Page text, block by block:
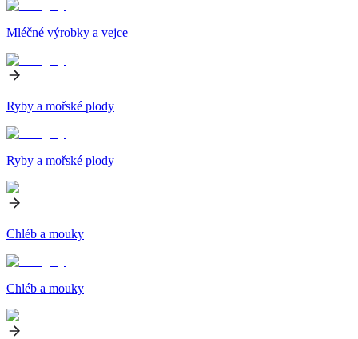
Mléčné výrobky a vejce
Ryby a mořské plody
Ryby a mořské plody
Chléb a mouky
Chléb a mouky